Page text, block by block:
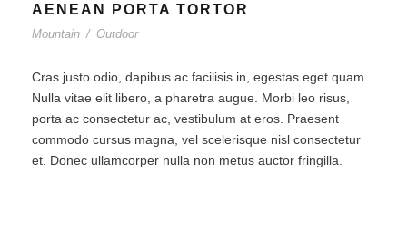
AENEAN PORTA TORTOR
Mountain / Outdoor
Cras justo odio, dapibus ac facilisis in, egestas eget quam.
Nulla vitae elit libero, a pharetra augue. Morbi leo risus,
porta ac consectetur ac, vestibulum at eros. Praesent
commodo cursus magna, vel scelerisque nisl consectetur
et. Donec ullamcorper nulla non metus auctor fringilla.